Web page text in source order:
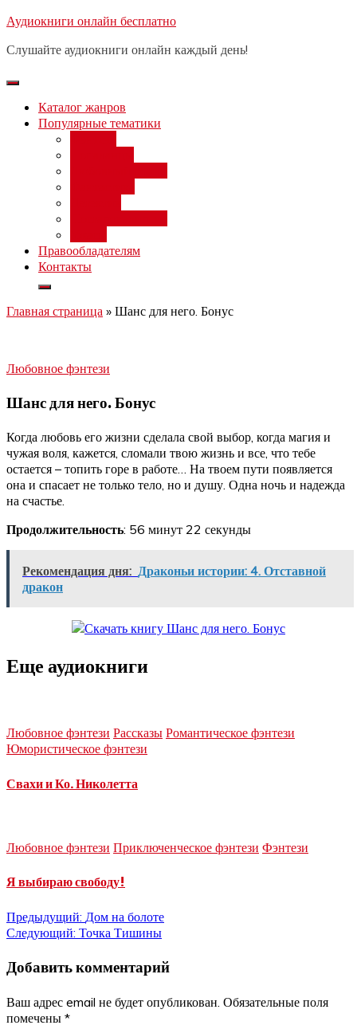
Перейти
содержимому
Аудиокниги онлайн бесплатно
Слушайте аудиокниги онлайн каждый день!
Каталог жанров
Популярные тематики
Правообладателям
Контакты
Главная страница » Шанс для него. Бонус
Любовное фэнтези
Шанс для него. Бонус
Когда любовь его жизни сделала свой выбор, когда магия и
чужая воля, кажется, сломали твою жизнь и все, что тебе
остается – топить горе в работе… На твоем пути появляется
она и спасает не только тело, но и душу. Одна ночь и надежда
на счастье.
Продолжительность: 56 минут 22 секунды
Рекомендация дня: Драконьи истории: 4. Отставной
дракон
Еще аудиокниги
Любовное фэнтези Рассказы Романтическое фэнтези
Юмористическое фэнтези
Свахи и Ко. Николетта
Любовное фэнтези Приключенческое фэнтези Фэнтези
Я выбираю свободу!
Навигация
записям
Предыдущий: Дом на болоте
Следующий: Точка Тишины
Добавить комментарий
Ваш адрес email не будет опубликован. Обязательные поля
помечены *
Бесплатный вебинар: заработок
день